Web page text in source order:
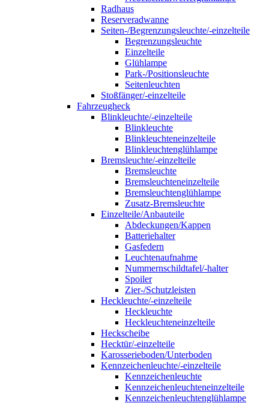
Radhaus
Reserveradwanne
Seiten-/Begrenzungsleuchte/-einzelteile
Begrenzungsleuchte
Einzelteile
Glühlampe
Park-/Positionsleuchte
Seitenleuchten
Stoßfänger/-einzelteile
Fahrzeugheck
Blinkleuchte/-einzelteile
Blinkleuchte
Blinkleuchteneinzelteile
Blinkleuchtenglühlampe
Bremsleuchte/-einzelteile
Bremsleuchte
Bremsleuchteneinzelteile
Bremsleuchtenglühlampe
Zusatz-Bremsleuchte
Einzelteile/Anbauteile
Abdeckungen/Kappen
Batteriehalter
Gasfedern
Leuchtenaufnahme
Nummernschildtafel/-halter
Spoiler
Zier-/Schutzleisten
Heckleuchte/-einzelteile
Heckleuchte
Heckleuchteneinzelteile
Heckscheibe
Hecktür/-einzelteile
Karosserieboden/Unterboden
Kennzeichenleuchte/-einzelteile
Kennzeichenleuchte
Kennzeichenleuchteneinzelteile
Kennzeichenleuchtenglühlampe